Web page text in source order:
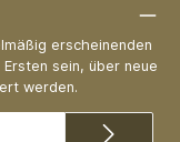
erscheinenden
sein, über neue
werden.